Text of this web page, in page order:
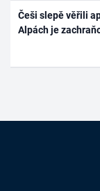
Češi slepě věřili
Alpách je